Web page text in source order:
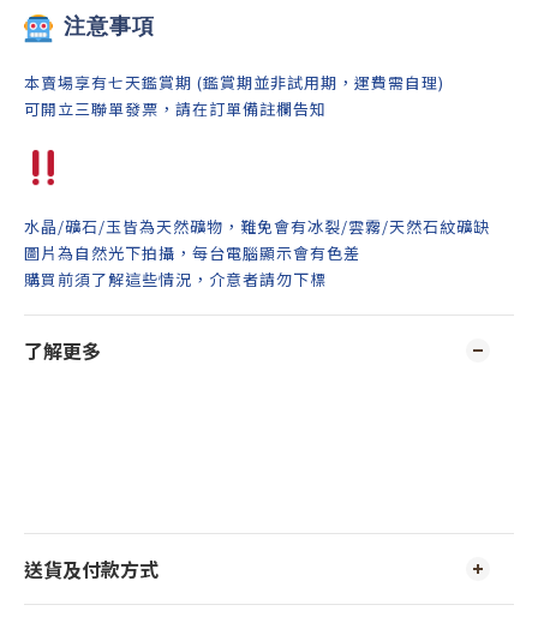
注意事項
本賣場享有七天鑑賞期 (鑑賞期並非試用期，運費需自理)
可開立三聯單發票，請在訂單備註欄告知
水晶/礦石/玉皆為天然礦物，難免會有冰裂/雲霧/天然石紋礦缺
圖片為自然光下拍攝，每台電腦顯示會有色差
購買前須了解這些情況，介意者請勿下標
了解更多
送貨及付款方式